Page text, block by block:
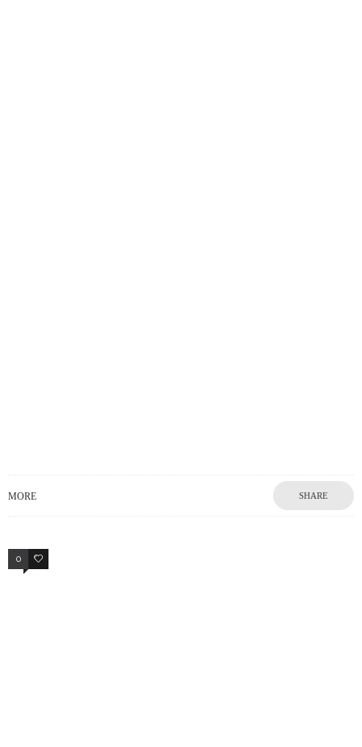
MORE SHARE
0 0